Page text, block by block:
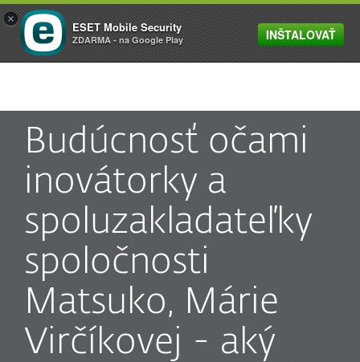
MENU
Budúcnosť očami
inovátorky a
spoluzakladateľky
spoločnosti
Matsuko, Márie
Virčíkovej - aký
×
ESET Mobile Security
ZDARMA - na Google Play INŠTALOVAŤ